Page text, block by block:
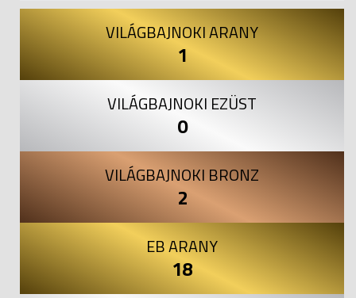
VILÁGBAJNOKI ARANY
1
VILÁGBAJNOKI EZÜST
0
VILÁGBAJNOKI BRONZ
2
EB ARANY
18